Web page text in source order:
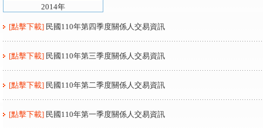
2014年
[點擊下載] 民國110年第四季度關係人交易資訊
[點擊下載] 民國110年第三季度關係人交易資訊
[點擊下載] 民國110年第二季度關係人交易資訊
[點擊下載] 民國110年第一季度關係人交易資訊